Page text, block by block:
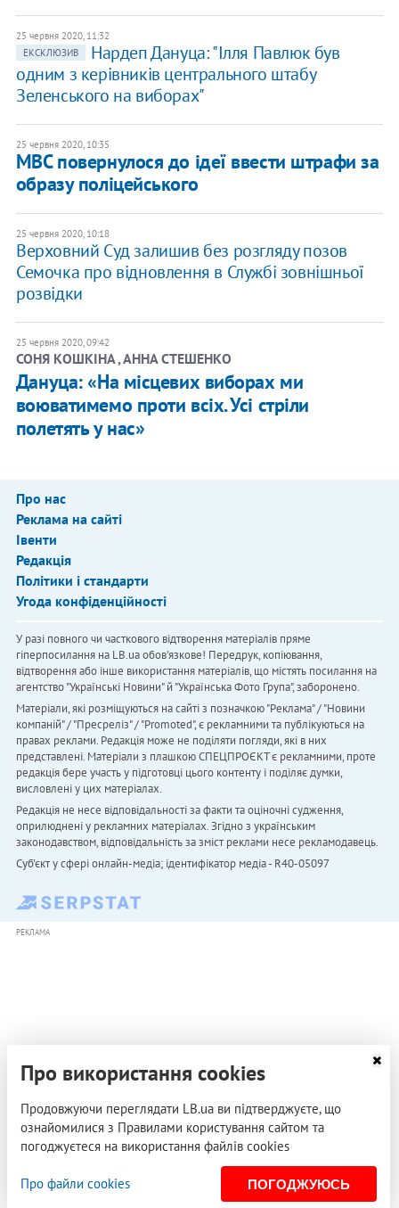
25 червня 2020, 11:32
ЕКСКЛЮЗИВ
Нардеп Дануца: "Ілля Павлюк був
одним з керівників центрального штабу
Зеленського на виборах"
25 червня 2020, 10:35
МВС повернулося до ідеї ввести штрафи за
образу поліцейського
25 червня 2020, 10:18
Верховний Суд залишив без розгляду позов
Семочка про відновлення в Службі зовнішньої
розвідки
25 червня 2020, 09:42
СОНЯ КОШКІНА , АННА СТЕШЕНКО
Дануца: «На місцевих виборах ми
воюватимемо проти всіх. Усі стріли
полетять у нас»
Про нас
Реклама на сайті
Івенти
Редакція
Політики і стандарти
Угода конфіденційності
У разі повного чи часткового відтворення матеріалів пряме
гіперпосилання на LB.ua обов'язкове! Передрук, копіювання,
відтворення або інше використання матеріалів, що містять посилання на
агентство "Українськi Новини" й "Українська Фото Група", заборонено.
Матеріали, які розміщуються на сайті з позначкою "Реклама" / "Новини
компаній" / "Пресреліз" / "Promoted", є рекламними та публікуються на
правах реклами. Редакція може не поділяти погляди, які в них
представлені. Матеріали з плашкою СПЕЦПРОЄКТ є рекламними, проте
редакція бере участь у підготовці цього контенту і поділяє думки,
висловлені у цих матеріалах.
Редакція не несе відповідальності за факти та оціночні судження,
оприлюднені у рекламних матеріалах. Згідно з українським
законодавством, відповідальність за зміст реклами несе рекламодавець.
Cуб'єкт у сфері онлайн-медіа; ідентифікатор медіа - R40-05097
РЕКЛАМА
Про використання cookies
Продовжуючи переглядати LB.ua ви підтверджуєте, що
ознайомилися з Правилами користування сайтом та
погоджуєтеся на використання файлів cookies
Про файли cookies ПОГОДЖУЮСЬ